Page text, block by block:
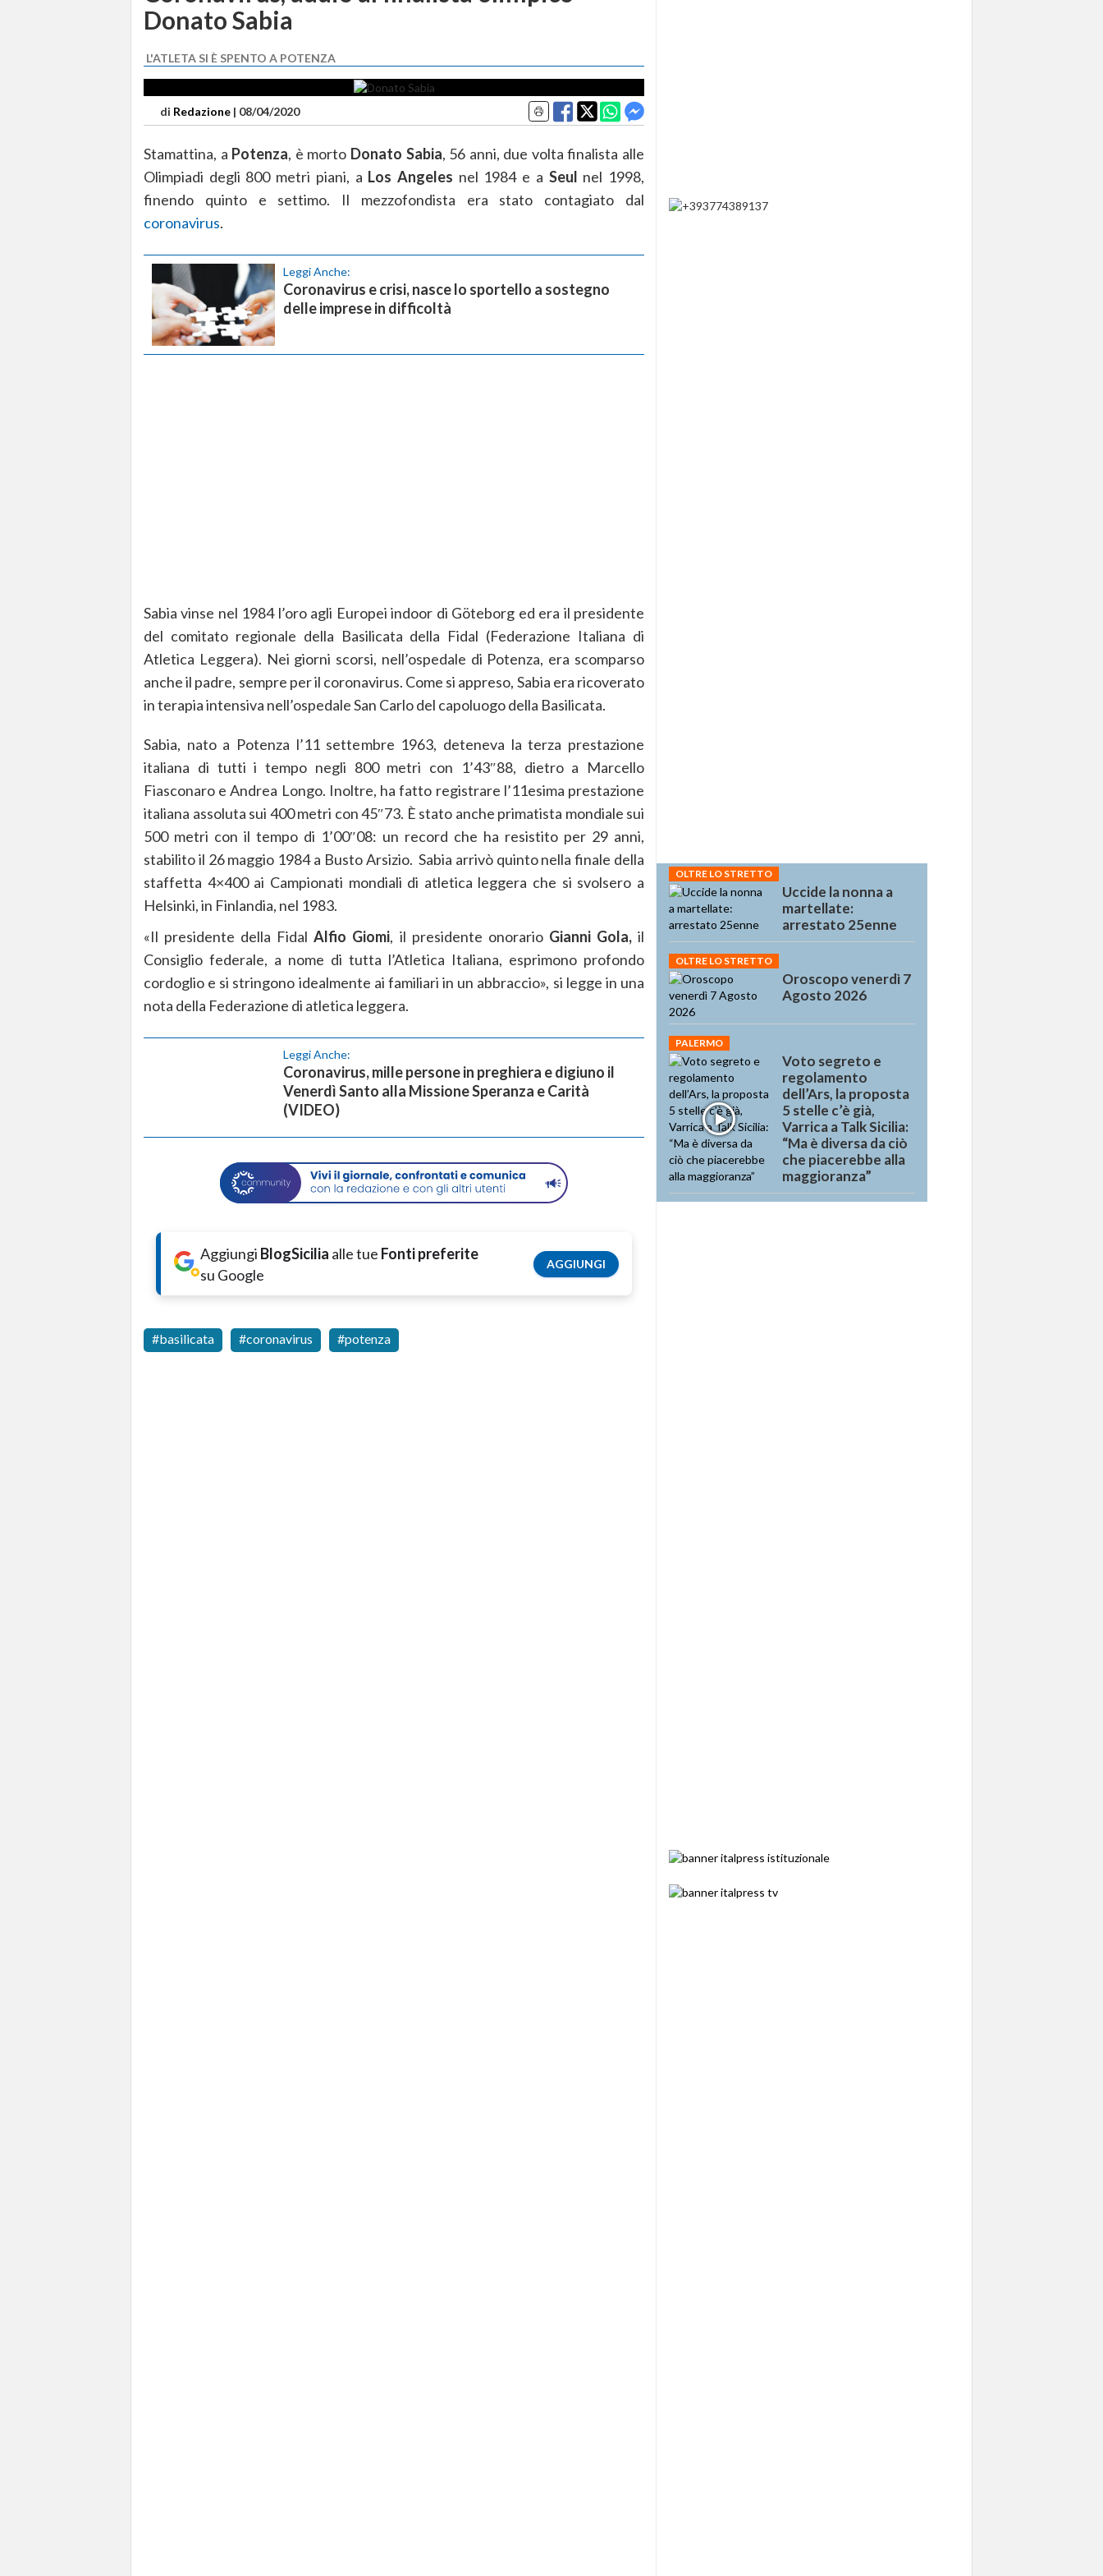
Donato Sabia
L'ATLETA SI È SPENTO A POTENZA
di Redazione | 08/04/2020
Stamattina, a Potenza, è morto Donato Sabia, 56 anni, due volta finalista alle
Olimpiadi degli 800 metri piani, a Los Angeles nel 1984 e a Seul nel 1998,
finendo quinto e settimo. Il mezzofondista era stato contagiato dal
coronavirus.
Leggi Anche:
Coronavirus e crisi, nasce lo sportello a sostegno
delle imprese in difficoltà
Sabia vinse nel 1984 l’oro agli Europei indoor di Göteborg ed era il presidente
del comitato regionale della Basilicata della Fidal (Federazione Italiana di
Atletica Leggera). Nei giorni scorsi, nell’ospedale di Potenza, era scomparso
anche il padre, sempre per il coronavirus. Come si appreso, Sabia era ricoverato
in terapia intensiva nell’ospedale San Carlo del capoluogo della Basilicata.
Sabia, nato a Potenza l’11 settembre 1963, deteneva la terza prestazione
italiana di tutti i tempo negli 800 metri con 1’43″88, dietro a Marcello
Fiasconaro e Andrea Longo. Inoltre, ha fatto registrare l’11esima prestazione
italiana assoluta sui 400 metri con 45″73. È stato anche primatista mondiale sui
500 metri con il tempo di 1’00″08: un record che ha resistito per 29 anni,
stabilito il 26 maggio 1984 a Busto Arsizio. Sabia arrivò quinto nella finale della
staffetta 4×400 ai Campionati mondiali di atletica leggera che si svolsero a
Helsinki, in Finlandia, nel 1983.
«Il presidente della FidalAlfio Giomi, il presidente onorario Gianni Gola,il
Consiglio federale, a nome di tutta l’Atletica Italiana, esprimono profondo
cordoglio e si stringono idealmente ai familiari in un abbraccio», si legge in una
nota della Federazione di atletica leggera.
Leggi Anche:
Coronavirus, mille persone in preghiera e digiuno il
Venerdì Santo alla Missione Speranza e Carità
(VIDEO)
Aggiungi BlogSicilia alle tue Fonti preferite
su Google
AGGIUNGI
basilicata coronavirus potenza
OLTRE LO STRETTO
Uccide la nonna a
martellate:
arrestato 25enne
OLTRE LO STRETTO
Oroscopo venerdì 7
Agosto 2026
PALERMO
Voto segreto e
regolamento
dell’Ars, la proposta
5 stelle c’è già,
Varrica a Talk Sicilia:
“Ma è diversa da ciò
che piacerebbe alla
maggioranza”